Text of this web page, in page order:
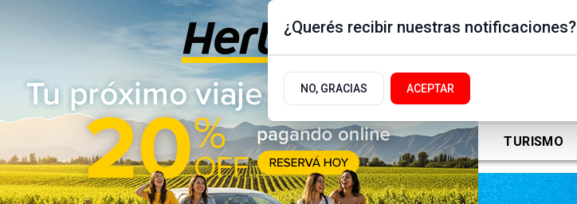
Viernes 7 de Agosto
de 2026
17.9ºc | Buenos Aires, AR
ÚLTIMAS NOTICIAS ACTUALIDAD POLÍTICA DEPORTES TURISMO
¿Querés recibir nuestras notificaciones?
NO, GRACIAS ACEPTAR